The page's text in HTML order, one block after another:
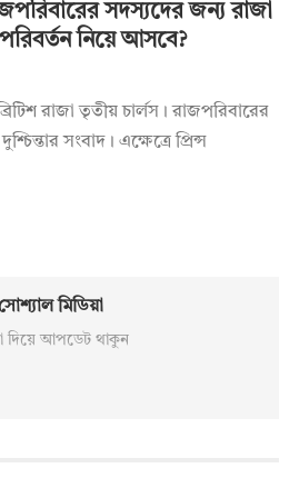
সদস্যদের জন্য রাজা
নিয়ে আসবে?
রাজা তৃতীয় চার্লস। রাজপরিবারের
সংবাদ। এক্ষেত্রে প্রিন্স
মিডিয়া
আপডেট থাকুন